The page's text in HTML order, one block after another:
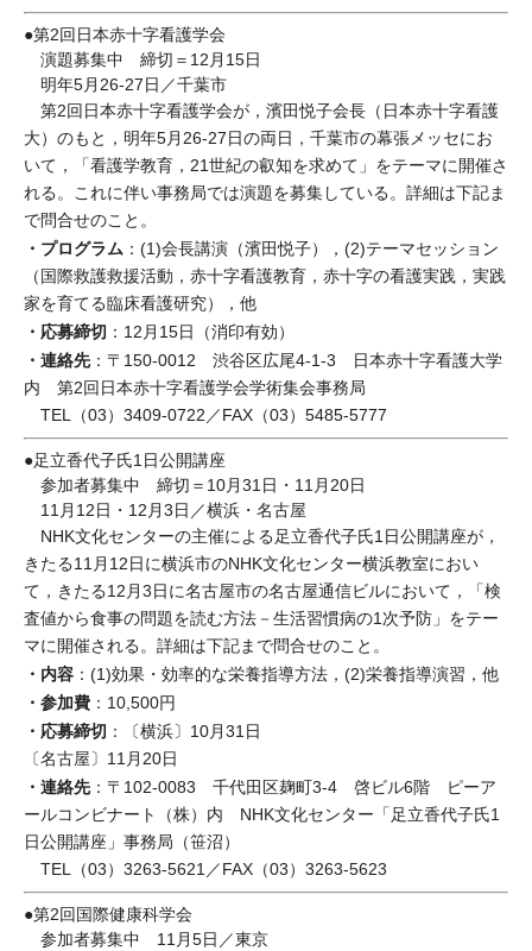
●第2回日本赤十字看護学会
演題募集中 締切＝12月15日
明年5月26-27日／千葉市
第2回日本赤十字看護学会が，濱田悦子会長（日本赤十字看護
大）のもと，明年5月26-27日の両日，千葉市の幕張メッセにお
いて，「看護学教育，21世紀の叡知を求めて」をテーマに開催さ
れる。これに伴い事務局では演題を募集している。詳細は下記ま
で問合せのこと。
・プログラム ：(1)会長講演（濱田悦子），(2)テーマセッション
（国際救護救援活動，赤十字看護教育，赤十字の看護実践，実践
家を育てる臨床看護研究），他
・応募締切 ：12月15日（消印有効）
・連絡先：〒150-0012 渋谷区広尾4-1-3 日本赤十字看護大学
内 第2回日本赤十字看護学会学術集会事務局
TEL（03）3409-0722／FAX（03）5485-5777
●足立香代子氏1日公開講座
参加者募集中 締切＝10月31日・11月20日
11月12日・12月3日／横浜・名古屋
NHK文化センターの主催による足立香代子氏1日公開講座が，
きたる11月12日に横浜市のNHK文化センター横浜教室におい
て，きたる12月3日に名古屋市の名古屋通信ビルにおいて，「検
査値から食事の問題を読む方法－生活習慣病の1次予防」をテー
マに開催される。詳細は下記まで問合せのこと。
・内容 ：(1)効果・効率的な栄養指導方法，(2)栄養指導演習，他
・参加費 ：10,500円
・応募締切 ：〔横浜〕10月31日
〔名古屋〕11月20日
・連絡先：〒102-0083 千代田区麹町3-4 啓ビル6階 ピーア
ールコンビナート（株）内 NHK文化センター「足立香代子氏1
日公開講座」事務局（笹沼）
TEL（03）3263-5621／FAX（03）3263-5623
●第2回国際健康科学会
参加者募集中 11月5日／東京